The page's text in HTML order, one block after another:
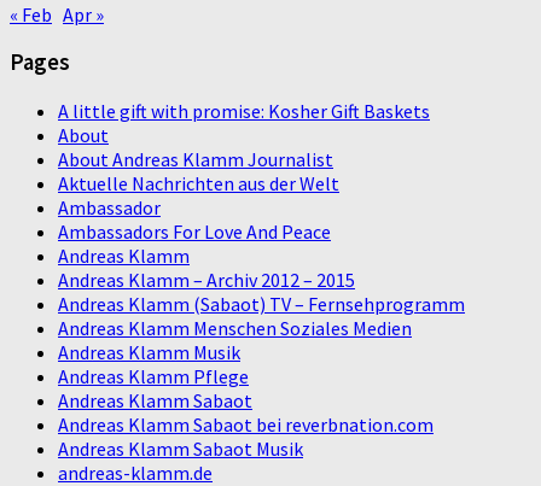
« Feb Apr »
Pages
A little gift with promise: Kosher Gift Baskets
About
About Andreas Klamm Journalist
Aktuelle Nachrichten aus der Welt
Ambassador
Ambassadors For Love And Peace
Andreas Klamm
Andreas Klamm – Archiv 2012 – 2015
Andreas Klamm (Sabaot) TV – Fernsehprogramm
Andreas Klamm Menschen Soziales Medien
Andreas Klamm Musik
Andreas Klamm Pflege
Andreas Klamm Sabaot
Andreas Klamm Sabaot bei reverbnation.com
Andreas Klamm Sabaot Musik
andreas-klamm.de